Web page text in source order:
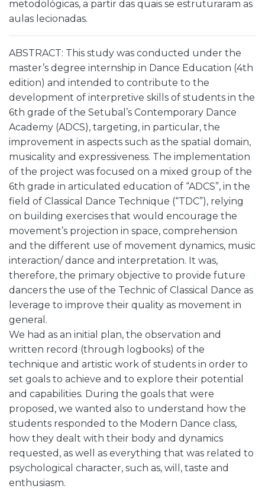
metodológicas, a partir das quais se estruturaram as
aulas lecionadas.
ABSTRACT: This study was conducted under the
master’s degree internship in Dance Education (4th
edition) and intended to contribute to the
development of interpretive skills of students in the
6th grade of the Setubal’s Contemporary Dance
Academy (ADCS), targeting, in particular, the
improvement in aspects such as the spatial domain,
musicality and expressiveness. The implementation
of the project was focused on a mixed group of the
6th grade in articulated education of “ADCS”, in the
field of Classical Dance Technique (“TDC”), relying
on building exercises that would encourage the
movement’s projection in space, comprehension
and the different use of movement dynamics, music
interaction/ dance and interpretation. It was,
therefore, the primary objective to provide future
dancers the use of the Technic of Classical Dance as
leverage to improve their quality as movement in
general.
We had as an initial plan, the observation and
written record (through logbooks) of the
technique and artistic work of students in order to
set goals to achieve and to explore their potential
and capabilities. During the goals that were
proposed, we wanted also to understand how the
students responded to the Modern Dance class,
how they dealt with their body and dynamics
requested, as well as everything that was related to
psychological character, such as, will, taste and
enthusiasm.